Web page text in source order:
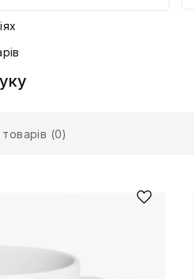
(0)